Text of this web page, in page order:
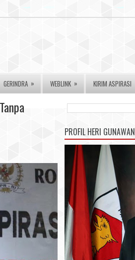
GERINDRA » WEBLINK » KIRIM ASPIRASI
PROFIL HERI GUNAWAN